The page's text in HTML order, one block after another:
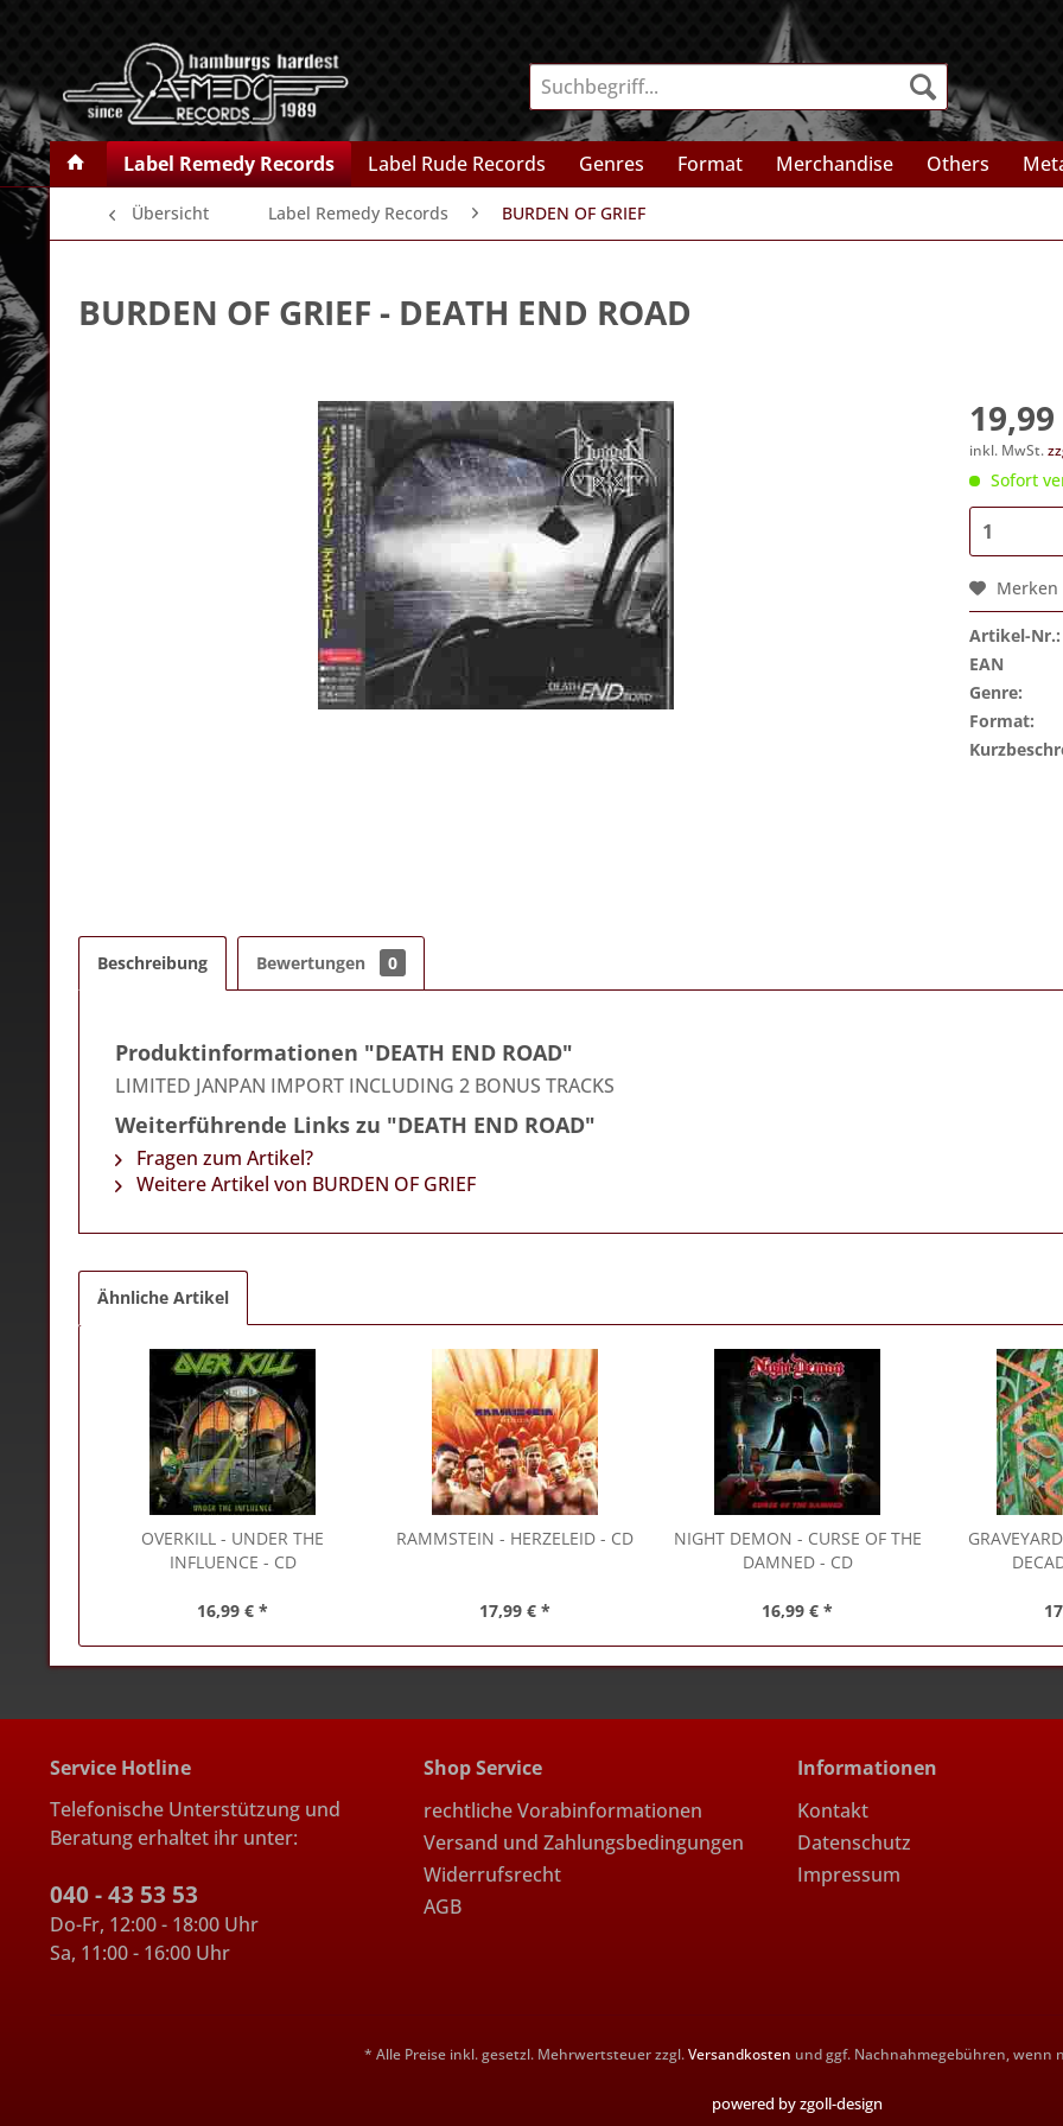
Label Remedy Records Label Rude Records Genres Format Merchandise Others
Übersicht Label Remedy Records BURDEN OF GRIEF
BURDEN OF GRIEF - DEATH END ROAD
inkl. MwSt.
Sofort
Merken
Artikel-Nr.:
EAN
Genre:
Format:
Beschreibung Bewertungen 0
Produktinformationen "DEATH END ROAD"
LIMITED JANPAN IMPORT INCLUDING 2 BONUS TRACKS
Weiterführende Links zu "DEATH END ROAD"
Fragen zum Artikel?
Weitere Artikel von BURDEN OF GRIEF
Ähnliche Artikel
OVERKILL - UNDER THE
INFLUENCE - CD
16,99 € *
RAMMSTEIN - HERZELEID - CD
17,99 € *
NIGHT DEMON - CURSE OF THE
DAMNED - CD
16,99 € *
GRAVEYARD
Service Hotline
Telefonische Unterstützung und
Beratung erhaltet ihr unter:
040 - 43 53 53
Do-Fr, 12:00 - 18:00 Uhr
Sa, 11:00 - 16:00 Uhr
Shop Service
rechtliche Vorabinformationen
Versand und Zahlungsbedingungen
Widerrufsrecht
AGB
Informationen
Kontakt
Datenschutz
Impressum
* Alle Preise inkl. gesetzl. Mehrwertsteuer zzgl.Versandkosten und ggf. Nachnahmegebühren, wenn
powered by zgoll-design